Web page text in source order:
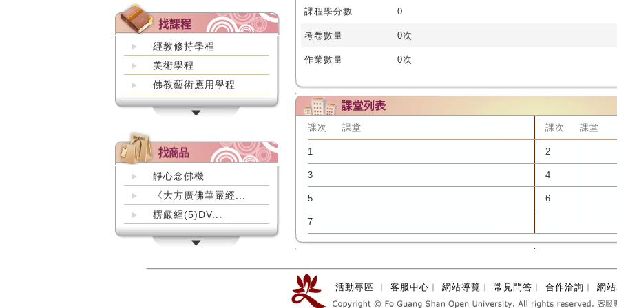
經教修持學程
美術學程
佛教藝術應用學程
靜心念佛機
《大方廣佛華嚴經...
楞嚴經(5)DV...
課程學分數 0
考卷數量 0次
作業數量 0次
課次 課堂 課次 課堂
1 2
3 4
5 6
7
活動專區 ︱ 客服中心 ︱ 網站導覽 ︱ 常見問答 ︱ 合作洽詢 ︱ 網